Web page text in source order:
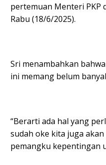
pertemuan Menteri PKP
Rabu (18/6/2025).
Sri menambahkan
ini memang belum
“Berarti ada hal yang
sudah oke kita juga
pemangku kepentingan